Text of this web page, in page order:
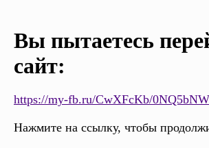
Вы пытаетесь
сайт:
https://my-fb.ru/CwXFcKb/
Нажмите на ссылку, чтобы